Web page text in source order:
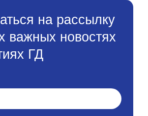
на рассылку
важных новостях
ГД